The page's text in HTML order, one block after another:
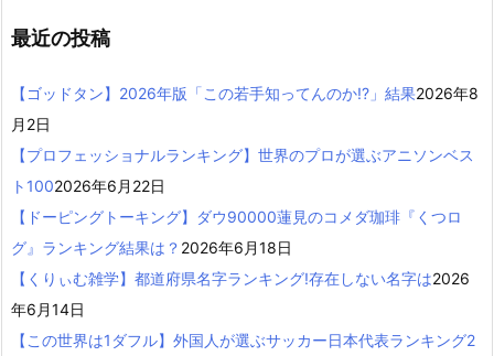
最近の投稿
【ゴッドタン】2026年版「この若手知ってんのか!?」結果2026年8
月2日
【プロフェッショナルランキング】世界のプロが選ぶアニソンベス
ト1002026年6月22日
【ドーピングトーキング】ダウ90000蓮見のコメダ珈琲『くつロ
グ』ランキング結果は？ 2026年6月18日
【くりぃむ雑学】都道府県名字ランキング!存在しない名字は2026
年6月14日
【この世界は1ダフル】外国人が選ぶサッカー日本代表ランキング2